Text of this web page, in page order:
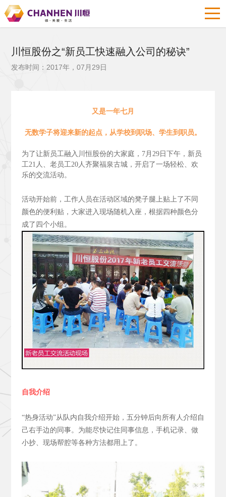
川恒股份之“新员工快速融入公司的秘诀”
发布时间：2017年，07月29日
又是一年七月
无数学子将迎来新的起点，从学校到职场、学生到职员。
为了让新员工融入川恒股份的大家庭，7月29日下午，新员
工21人、老员工20人齐聚福泉古城，开启了一场轻松、欢
乐的交流活动。
活动开始前，工作人员在活动区域的凳子腿上贴上了不同
颜色的便利贴，大家进入现场随机入座，根据四种颜色分
成了四个小组。
自我介绍
“热身活动”从队内自我介绍开始，五分钟后向所有人介绍自
己右手边的同事。为能尽快记住同事信息，手机记录、做
小抄、现场帮腔等各种方法都用上了。